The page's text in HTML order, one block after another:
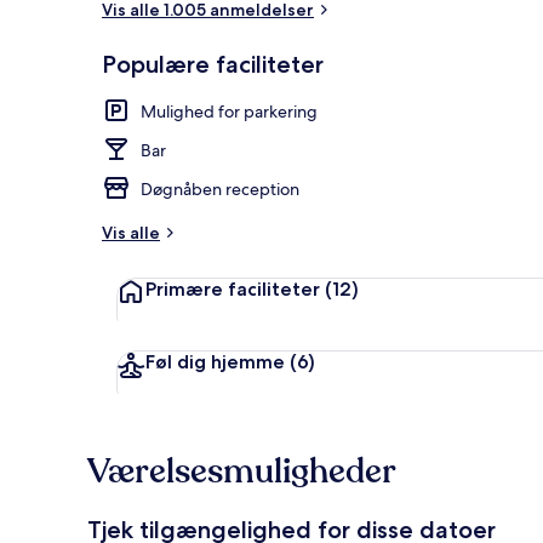
Vis alle 1.005 anmeldelser
Populære faciliteter
Mulighed for parkering
Bar
Døgnåben reception
Vis alle
Primære faciliteter (12)
Føl dig hjemme (6)
Værelsesmuligheder
Tjek tilgængelighed for disse datoer